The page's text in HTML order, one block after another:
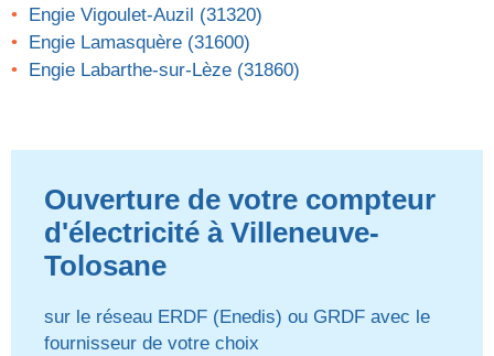
Engie Vigoulet-Auzil (31320)
Engie Lamasquère (31600)
Engie Labarthe-sur-Lèze (31860)
Ouverture de votre compteur
d'électricité à Villeneuve-
Tolosane
sur le réseau ERDF (Enedis) ou GRDF avec le
fournisseur de votre choix